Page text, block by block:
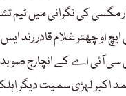
مگسی کی نگرانی میں
او چھتر غلام قادر رند ایس
آئی اے کے انچارج
اکبر لہڑی سمیت دیگر